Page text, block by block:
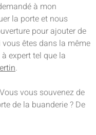
à mon
la porte et nous
pour ajouter de
êtes dans la même
expert tel que la
.
vous souvenez de
de la buanderie ? De